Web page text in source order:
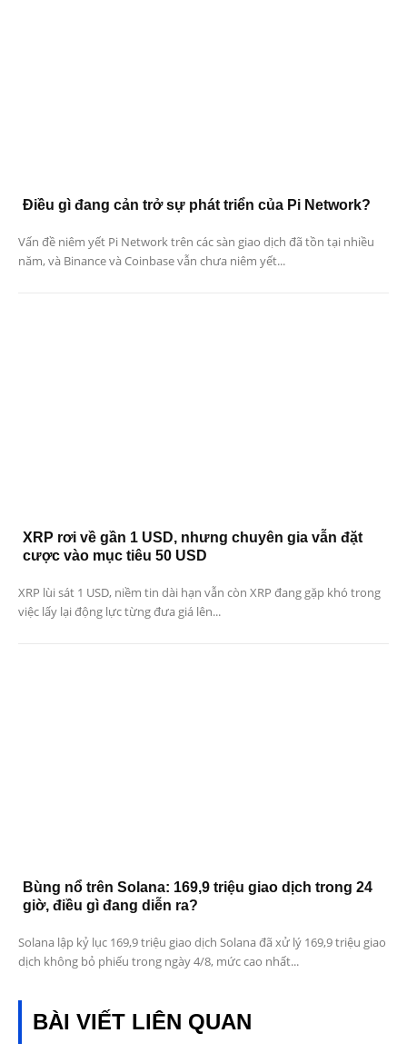
Điều gì đang cản trở sự phát triển của Pi Network?
Vấn đề niêm yết Pi Network trên các sàn giao dịch đã tồn tại nhiều
năm, và Binance và Coinbase vẫn chưa niêm yết...
XRP rơi về gần 1 USD, nhưng chuyên gia vẫn đặt
cược vào mục tiêu 50 USD
XRP lùi sát 1 USD, niềm tin dài hạn vẫn còn XRP đang gặp khó trong
việc lấy lại động lực từng đưa giá lên...
Bùng nổ trên Solana: 169,9 triệu giao dịch trong 24
giờ, điều gì đang diễn ra?
Solana lập kỷ lục 169,9 triệu giao dịch Solana đã xử lý 169,9 triệu giao
dịch không bỏ phiếu trong ngày 4/8, mức cao nhất...
BÀI VIẾT LIÊN QUAN